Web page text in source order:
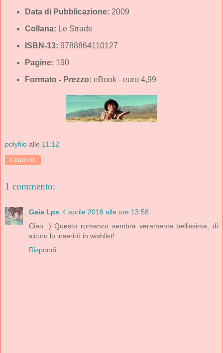
Data di Pubblicazione: 2009
Collana: Le Strade
ISBN-13: 9788864110127
Pagine: 190
Formato - Prezzo: eBook - euro 4,99
polyfilo alle 11:12
Condividi
1 commento:
Gaia Lps 4 aprile 2018 alle ore 13:58
Ciao :) Questo romanzo sembra veramente bellissima, di
sicuro lo inserirò in wishlist!
Rispondi